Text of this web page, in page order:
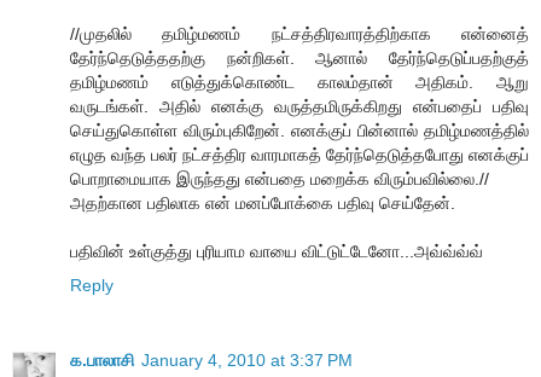
//முதலில் தமிழ்மணம் நட்சத்திரவாரத்திற்காக என்னைத்
தேர்ந்தெடுத்ததற்கு நன்றிகள். ஆனால் தேர்ந்தெடுப்பதற்குத்
தமிழ்மணம் எடுத்துக்கொண்ட காலம்தான் அதிகம். ஆறு
வருடங்கள். அதில் எனக்கு வருத்தமிருக்கிறது என்பதைப் பதிவு
செய்துகொள்ள விரும்புகிறேன். எனக்குப் பின்னால் தமிழ்மணத்தில்
எழுத வந்த பலர் நட்சத்திர வாரமாகத் தேர்ந்தெடுத்தபோது எனக்குப்
பொறாமையாக இருந்தது என்பதை மறைக்க விரும்பவில்லை.//
அதற்கான பதிலாக என் மனப்போக்கை பதிவு செய்தேன்.
பதிவின் உள்குத்து புரியாம வாயை விட்டுட்டேனோ...அவ்வ்வ்வ்
Reply
க.பாலாசி January 4, 2010 at 3:37 PM